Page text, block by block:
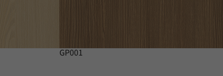
GP001